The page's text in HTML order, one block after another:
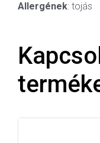
Allergének: tojás